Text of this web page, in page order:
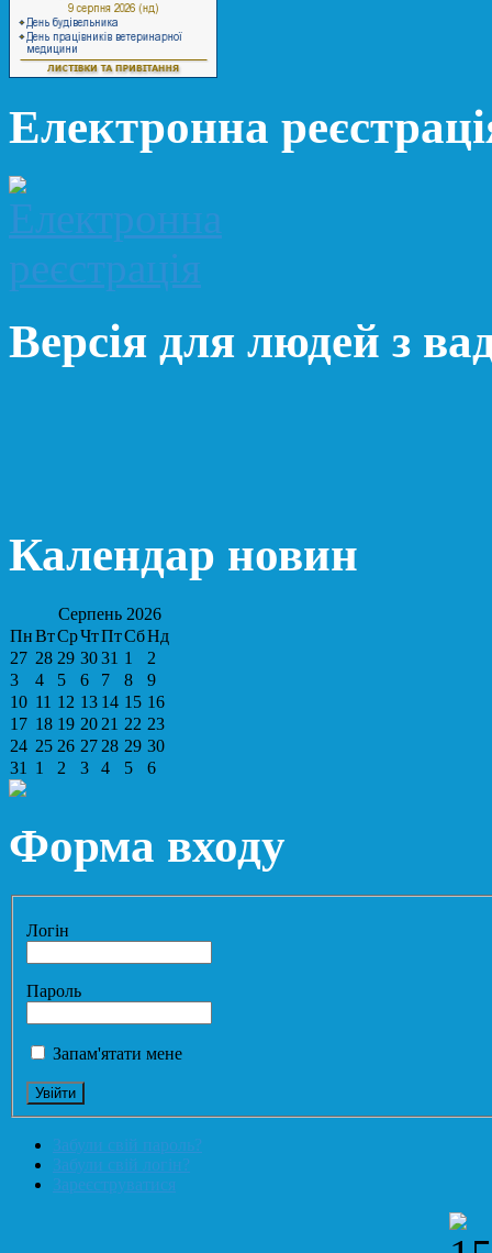
Електронна
Версія для людей з
Календар новин
Серпень 2026
ПнВтСрЧтПтСбНд
27 28 29 3031 1
2
3
4 5 6 7 8
9
10 11 12 13 14 15 16
17 18 19 20 21 22 23
24 25 26 27 28 29 30
31
1 2 3 4 5 6
Форма входу
Логін
Пароль
Запам'ятати мене
Забули свій пароль?
Забули свій логін?
Зареєструватися